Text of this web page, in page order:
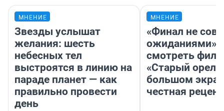
МНЕНИЕ
Звезды услышат
желания: шесть
небесных тел
выстроятся в линию на
параде планет — как
правильно провести
день
МНЕНИЕ
«Финал не
ожиданиями»:
смотреть
«Старый орел»
большом
честная